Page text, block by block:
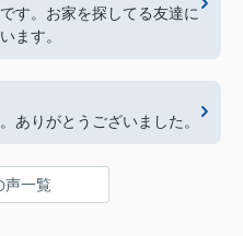
す。お家を探してる友達に
ます。
ありがとうございました。
声一覧